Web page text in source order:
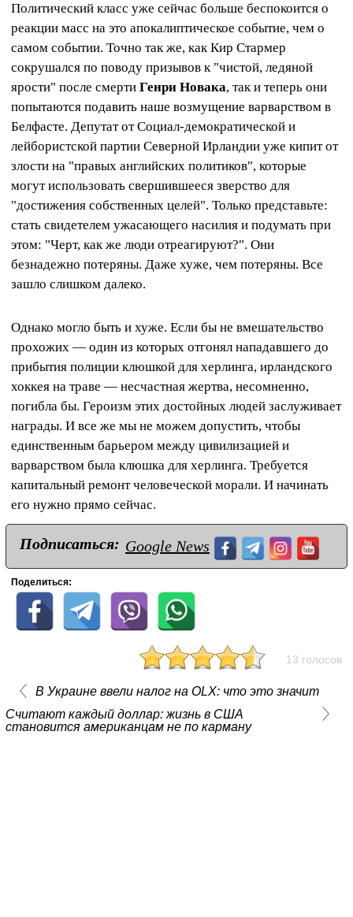
Политический класс уже сейчас больше беспокоится о
реакции масс на это апокалиптическое событие, чем о
самом событии. Точно так же, как Кир Стармер
сокрушался по поводу призывов к "чистой, ледяной
ярости" после смерти Генри Новака, так и теперь они
попытаются подавить наше возмущение варварством в
Белфасте. Депутат от Социал-демократической и
лейбористской партии Северной Ирландии уже кипит от
злости на "правых английских политиков", которые
могут использовать свершившееся зверство для
"достижения собственных целей". Только представьте:
стать свидетелем ужасающего насилия и подумать при
этом: "Черт, как же люди отреагируют?". Они
безнадежно потеряны. Даже хуже, чем потеряны. Все
зашло слишком далеко.
Однако могло быть и хуже. Если бы не вмешательство
прохожих — один из которых отгонял нападавшего до
прибытия полиции клюшкой для херлинга, ирландского
хоккея на траве — несчастная жертва, несомненно,
погибла бы. Героизм этих достойных людей заслуживает
награды. И все же мы не можем допустить, чтобы
единственным барьером между цивилизацией и
варварством была клюшка для херлинга. Требуется
капитальный ремонт человеческой морали. И начинать
его нужно прямо сейчас.
Подписаться: Google News
Поделиться:
13 голосов
В Украине ввели налог на OLX: что это значит
Считают каждый доллар: жизнь в США
становится американцам не по карману